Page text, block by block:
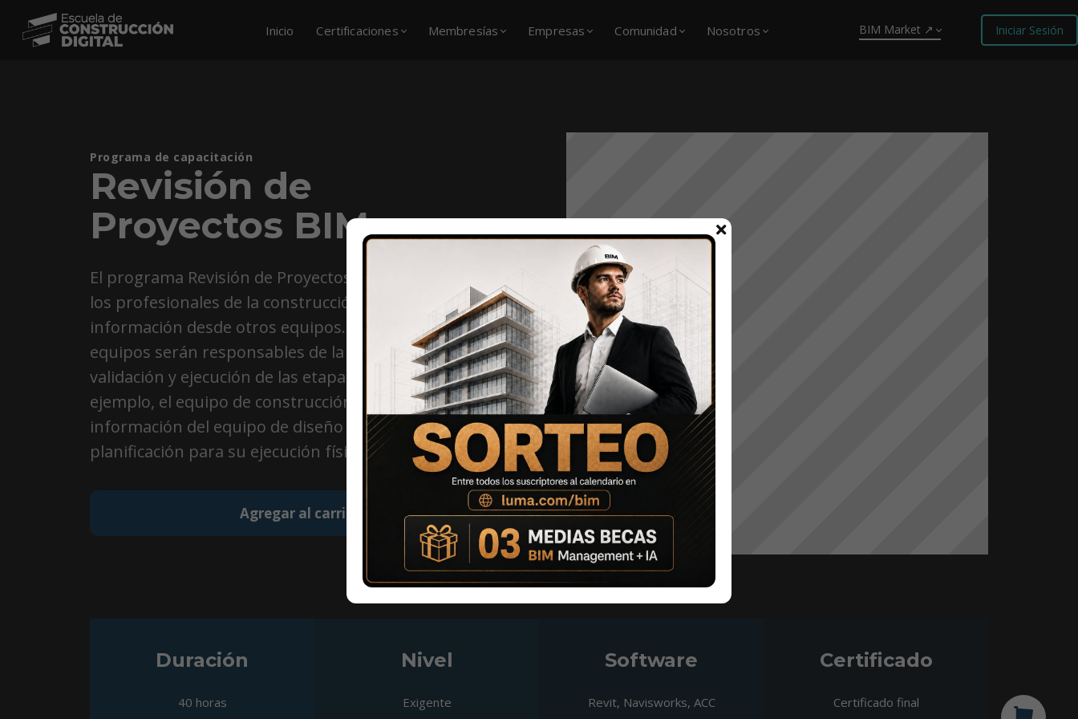
Inicio Certificaciones Membresías Empresas Comunidad Nosotros BIM Market ↗ Iniciar Sesión
Programa de capacitación
Revisión de
Proyectos BIM
El programa Revisión de Proyectos BIM esta dirigido a
los profesionales de la construcción que reciben
información desde otros equipos. Estas personas o
equipos serán responsables de la aprobación,
validación y ejecución de las etapas siguientes, por
ejemplo, el equipo de construcción debe recibir la
información del equipo de diseño e iniciar la
planificación para su ejecución física.
Agregar al carrito
Duración
40 horas
Nivel
Exigente
Software
Revit, Navisworks, ACC
Certificado
Certificado final